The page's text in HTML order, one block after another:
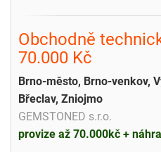
Obchodně
70.000 Kč
Brno-město, Brno-venkov,
Břeclav, Zniojmo
GEMSTONED s.r.o.
provize až 70.000kč +